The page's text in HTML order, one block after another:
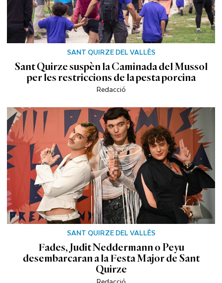
SANT QUIRZE DEL VALLÈS
Sant Quirze suspèn la Caminada del Mussol
per les restriccions de la pesta porcina
Redacció
SANT QUIRZE DEL VALLÈS
Fades, Judit Neddermann o Peyu
desembarcaran a la Festa Major de Sant
Quirze